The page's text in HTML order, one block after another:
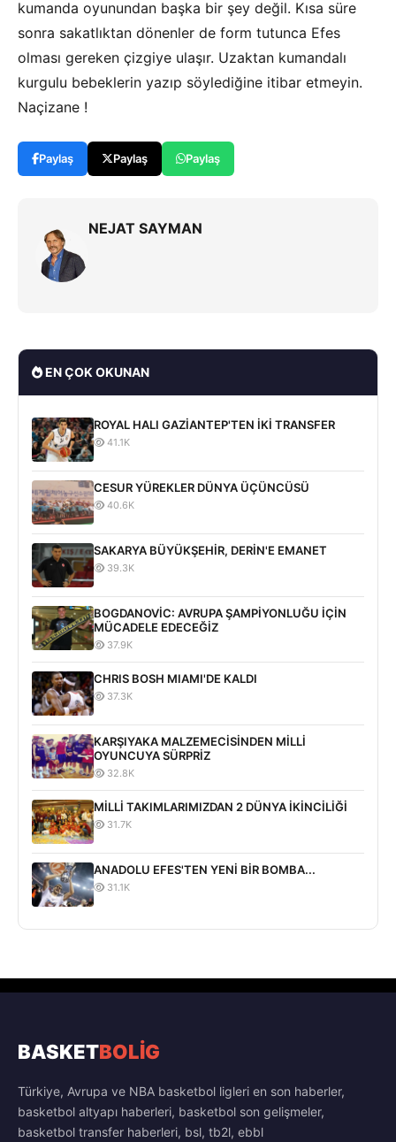
kumanda oyunundan başka bir şey değil. Kısa süre
sonra sakatlıktan dönenler de form tutunca Efes
olması gereken çizgiye ulaşır. Uzaktan kumandalı
kurgulu bebeklerin yazıp söylediğine itibar etmeyin.
Naçizane !
Paylaş Paylaş Paylaş
NEJAT SAYMAN
EN ÇOK OKUNAN
ROYAL HALI GAZİANTEP'TEN İKİ TRANSFER
41.1K
CESUR YÜREKLER DÜNYA ÜÇÜNCÜSÜ
40.6K
SAKARYA BÜYÜKŞEHİR, DERİN'E EMANET
39.3K
BOGDANOVİC: AVRUPA ŞAMPİYONLUĞU İÇİN
MÜCADELE EDECEĞİZ
37.9K
CHRIS BOSH MIAMI'DE KALDI
37.3K
KARŞIYAKA MALZEMECİSİNDEN MİLLİ
OYUNCUYA SÜRPRİZ
32.8K
MİLLİ TAKIMLARIMIZDAN 2 DÜNYA İKİNCİLİĞİ
31.7K
ANADOLU EFES'TEN YENİ BİR BOMBA...
31.1K
BASKETBOLİG
Türkiye, Avrupa ve NBA basketbol ligleri en son haberler,
basketbol altyapı haberleri, basketbol son gelişmeler,
basketbol transfer haberleri, bsl, tb2l, ebbl